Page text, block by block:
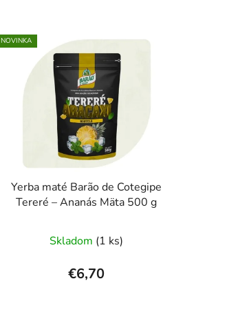
NOVINKA
Yerba maté Barão de Cotegipe
Tereré – Ananás Mäta 500 g
Skladom (1 ks)
€6,70